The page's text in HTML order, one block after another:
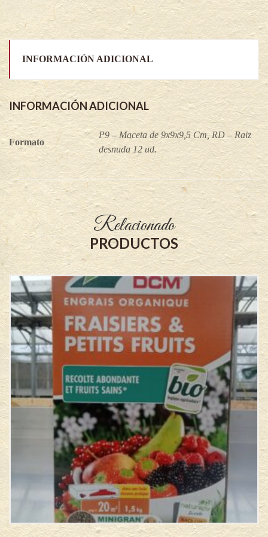
INFORMACIÓN ADICIONAL
INFORMACIÓN ADICIONAL
Formato
P9 – Maceta de 9x9x9,5 Cm, RD – Raiz
desnuda 12 ud.
Relacionado
PRODUCTOS